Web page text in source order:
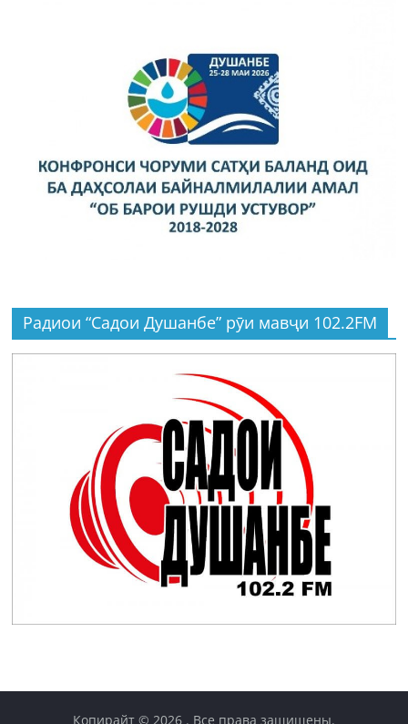
Радиои “Садои Душанбе” рӯи мавҷи 102.2FM
Копирайт © 2026 . Все права защищены.